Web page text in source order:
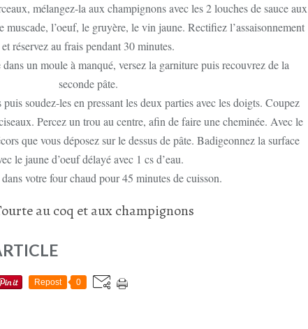
mélangez-la aux champignons avec les 2 louches de sauce aux
l’oeuf, le gruyère, le vin jaune. Rectifiez l’assaisonnement
et réservez au frais pendant 30 minutes.
un moule à manqué, versez la garniture puis recouvrez de la
seconde pâte.
soudez-les en pressant les deux parties avec les doigts. Coupez
Percez un trou au centre, afin de faire une cheminée. Avec le
que vous déposez sur le dessus de pâte. Badigeonnez la surface
le jaune d’oeuf délayé avec 1 cs d’eau.
votre four chaud pour 45 minutes de cuisson.
Repost 0